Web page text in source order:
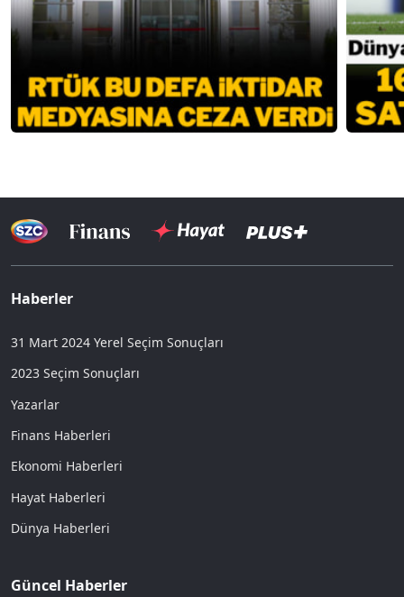
Haberler
31 Mart 2024 Yerel Seçim Sonuçları
2023 Seçim Sonuçları
Yazarlar
Finans Haberleri
Ekonomi Haberleri
Hayat Haberleri
Dünya Haberleri
Güncel Haberler